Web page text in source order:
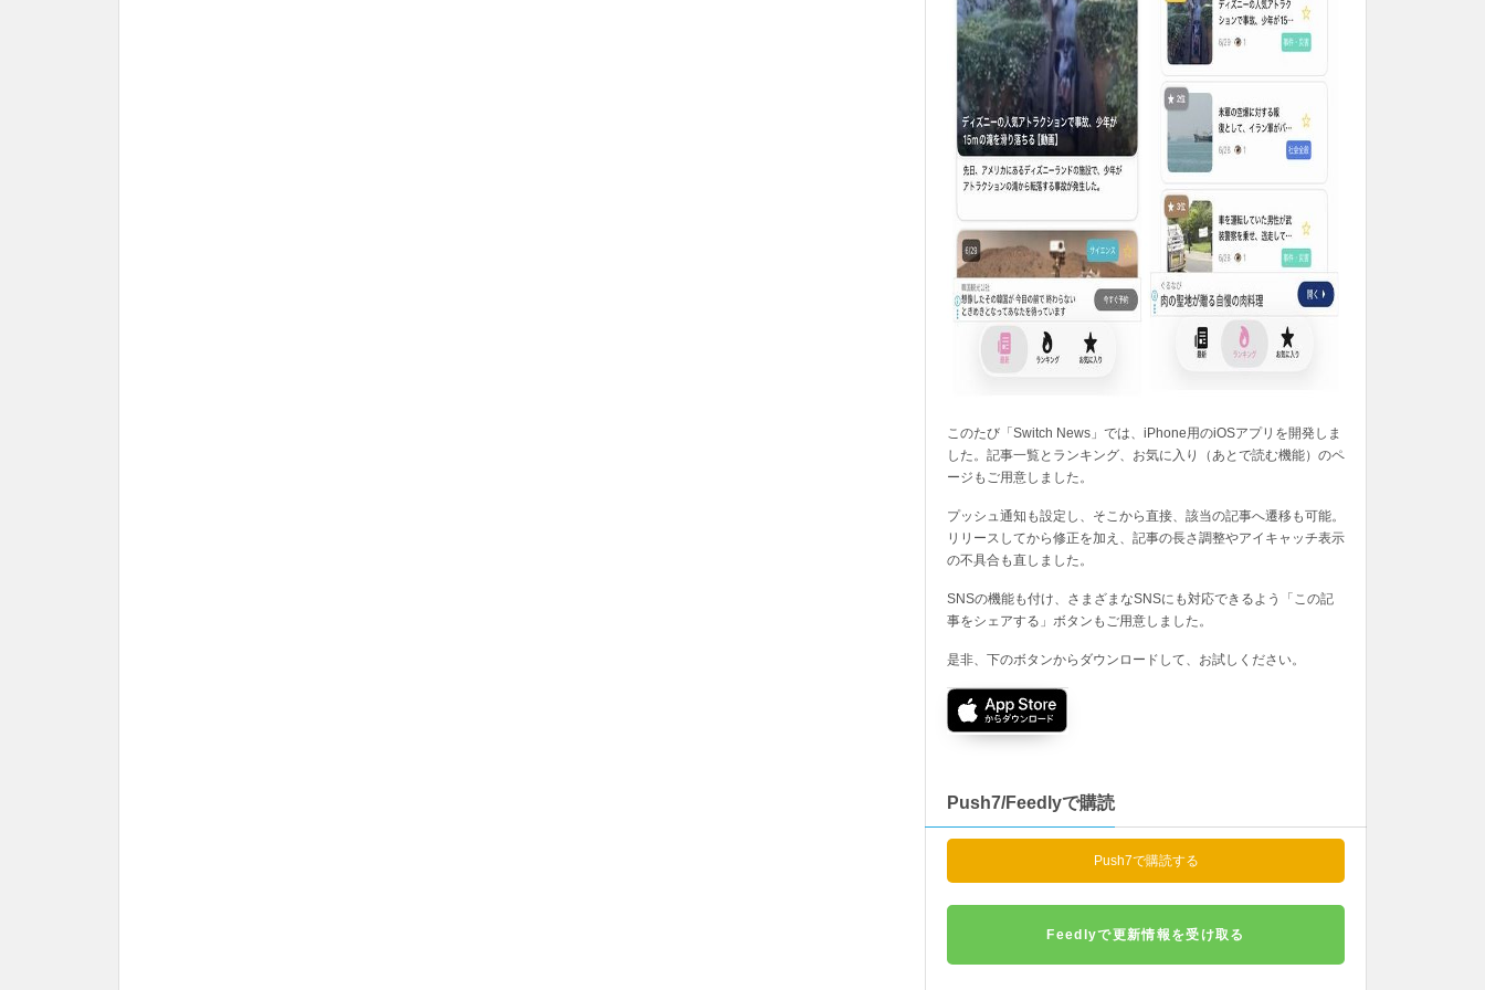
このたび「Switch News」では、iPhone用のiOSアプリを開発しま
した。記事一覧とランキング、お気に入り（あとで読む機能）のペ
ージもご用意しました。
プッシュ通知も設定し、そこから直接、該当の記事へ遷移も可能。
リリースしてから修正を加え、記事の長さ調整やアイキャッチ表示
の不具合も直しました。
SNSの機能も付け、さまざまなSNSにも対応できるよう「この記
事をシェアする」ボタンもご用意しました。
是非、下のボタンからダウンロードして、お試しください。
Push7/Feedlyで購読
Push7で購読する
Feedlyで更新情報を受け取る